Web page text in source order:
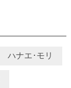
ハナエ･モリ